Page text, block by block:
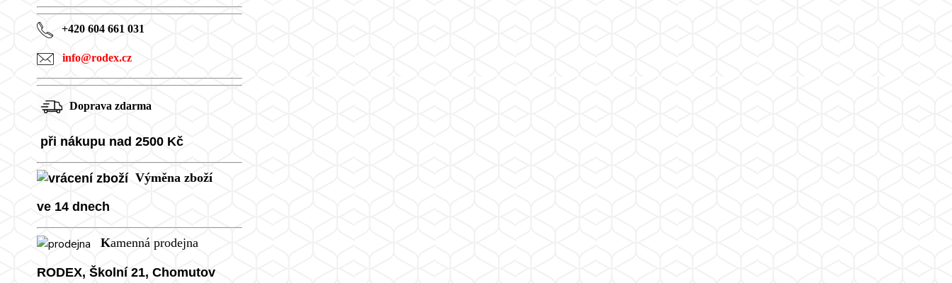
+420 604 661 031
info@rodex.cz
Doprava zdarma
při nákupu nad 2500 Kč
Výměna zboží
ve 14 dnech
Kamenná prodejna
RODEX, Školní 21, Chomutov